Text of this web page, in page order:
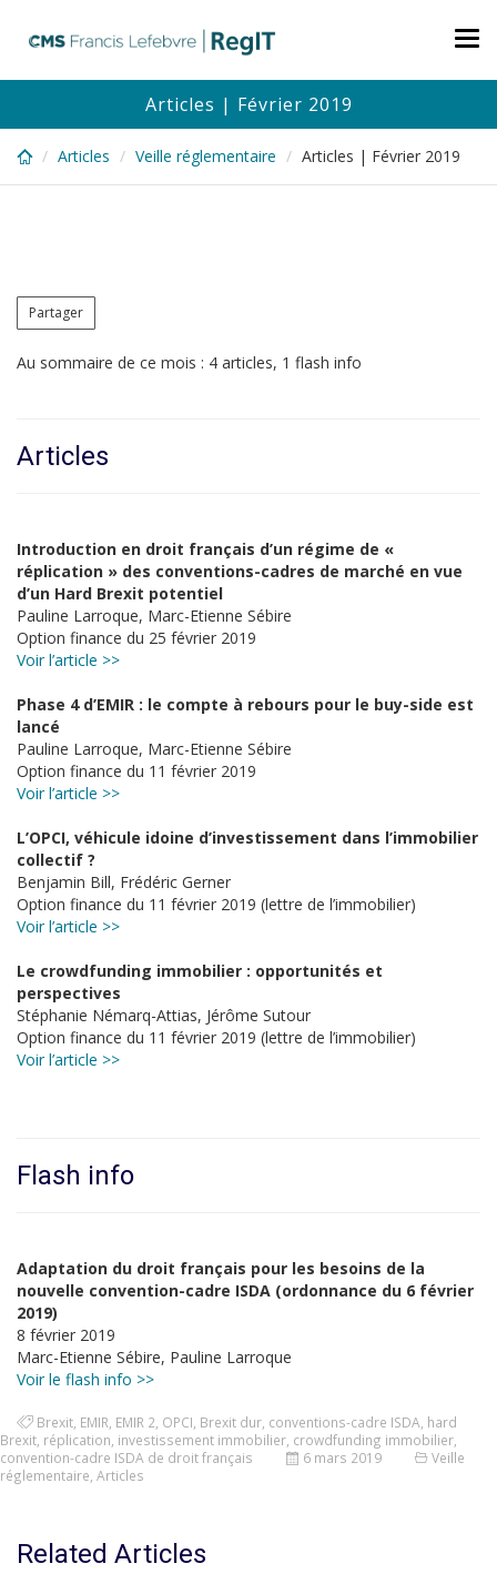
content
Articles | Février 2019
Articles Veille réglementaire Articles | Février 2019
Partager
Au sommaire de ce mois : 4 articles, 1 flash info
Articles
Introduction en droit français d’un régime de «
réplication » des conventions-cadres de marché en vue
d’un Hard Brexit potentiel
Pauline Larroque, Marc-Etienne Sébire
Option finance du 25 février 2019
Voir l’article >>
Phase 4 d’EMIR : le compte à rebours pour le buy-side est
lancé
Pauline Larroque, Marc-Etienne Sébire
Option finance du 11 février 2019
Voir l’article >>
L’OPCI, véhicule idoine d’investissement dans l’immobilier
collectif ?
Benjamin Bill, Frédéric Gerner
Option finance du 11 février 2019 (lettre de l’immobilier)
Voir l’article >>
Le crowdfunding immobilier : opportunités et
perspectives
Stéphanie Némarq-Attias, Jérôme Sutour
Option finance du 11 février 2019 (lettre de l’immobilier)
Voir l’article >>
Flash info
Adaptation du droit français pour les besoins de la
nouvelle convention-cadre ISDA (ordonnance du 6 février
2019)
8 février 2019
Marc-Etienne Sébire, Pauline Larroque
Voir le flash info >>
Brexit EMIR EMIR 2 OPCI Brexit dur conventions-cadre ISDA hard
Brexit réplication investissement immobilier crowdfunding immobilier
convention-cadre ISDA de droit français
6 mars 2019
Veille
réglementaire Articles
Related Articles